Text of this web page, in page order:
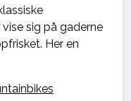
sig på gaderne
Her en